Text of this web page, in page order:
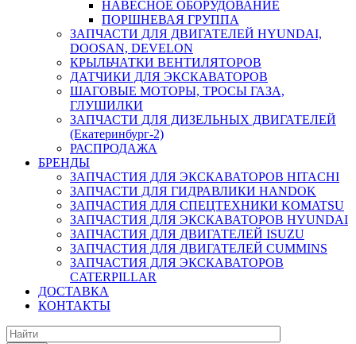
НАВЕСНОЕ ОБОРУДОВАНИЕ
ПОРШНЕВАЯ ГРУППА
ЗАПЧАСТИ ДЛЯ ДВИГАТЕЛЕЙ HYUNDAI,
DOOSAN, DEVELON
КРЫЛЬЧАТКИ ВЕНТИЛЯТОРОВ
ДАТЧИКИ ДЛЯ ЭКСКАВАТОРОВ
ШАГОВЫЕ МОТОРЫ, ТРОСЫ ГАЗА,
ГЛУШИЛКИ
ЗАПЧАСТИ ДЛЯ ДИЗЕЛЬНЫХ ДВИГАТЕЛЕЙ
(Екатеринбург-2)
РАСПРОДАЖА
БРЕНДЫ
ЗАПЧАСТИЯ ДЛЯ ЭКСКАВАТОРОВ HITACHI
ЗАПЧАСТИ ДЛЯ ГИДРАВЛИКИ HANDOK
ЗАПЧАСТИЯ ДЛЯ СПЕЦТЕХНИКИ KOMATSU
ЗАПЧАСТИЯ ДЛЯ ЭКСКАВАТОРОВ HYUNDAI
ЗАПЧАСТИЯ ДЛЯ ДВИГАТЕЛЕЙ ISUZU
ЗАПЧАСТИЯ ДЛЯ ДВИГАТЕЛЕЙ CUMMINS
ЗАПЧАСТИЯ ДЛЯ ЭКСКАВАТОРОВ
CATERPILLAR
ДОСТАВКА
КОНТАКТЫ